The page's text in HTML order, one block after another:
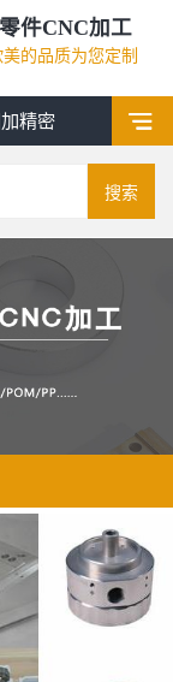
件CNC加工
的品质为您定制
精密
搜索